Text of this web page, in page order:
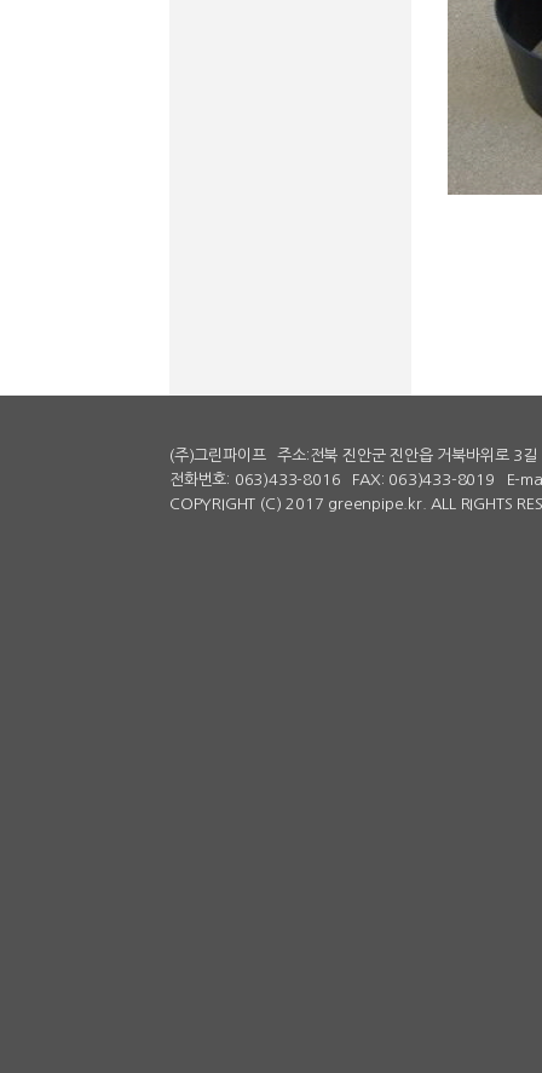
(주)그린파이프
주소:전북 진안군 진안읍 거북바위로 3
전화번호: 063)433-8016
FAX: 063)433-8019
E-
COPYRIGHT (C) 2017 greenpipe.kr. ALL RIGHTS